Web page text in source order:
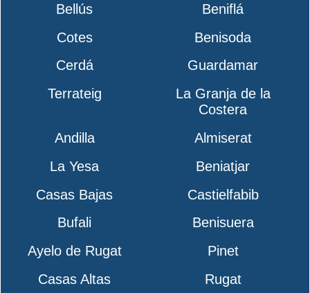
Bellús
Beniflá
Cotes
Benisoda
Cerdá
Guardamar
Terrateig
La Granja de la
Costera
Andilla
Almiserat
La Yesa
Beniatjar
Casas Bajas
Castielfabib
Bufali
Benisuera
Ayelo de Rugat
Pinet
Casas Altas
Rugat